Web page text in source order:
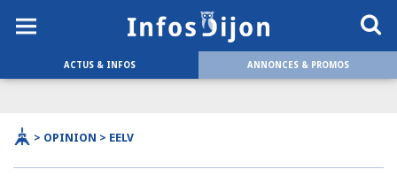
ACTUS & INFOS ANNONCES & PROMOS
> OPINION > EELV